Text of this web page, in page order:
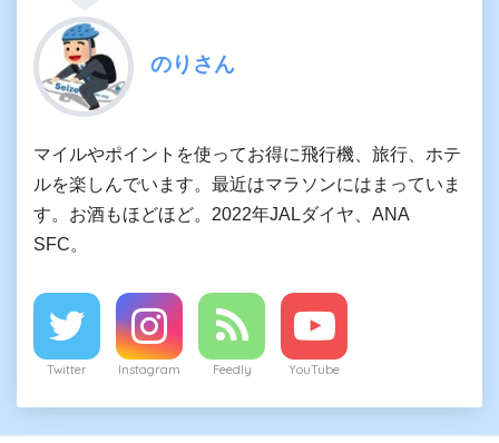
のりさん
マイルやポイントを使ってお得に飛行機、旅行、ホテ
ルを楽しんでいます。最近はマラソンにはまっていま
す。お酒もほどほど。2022年JALダイヤ、ANA
SFC。
Twitter Instagram Feedly YouTube